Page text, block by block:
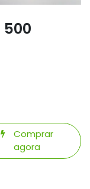
Comprar
agora